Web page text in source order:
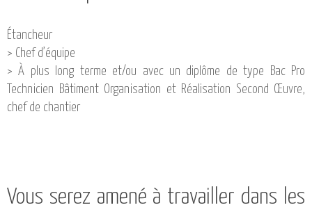
Étancheur
> Chef d’équipe
> À plus long terme et/ou avec un diplôme de type Bac Pro
Technicien Bâtiment Organisation et Réalisation Second Œuvre,
chef de chantier
Vous serez amené à travailler dans les